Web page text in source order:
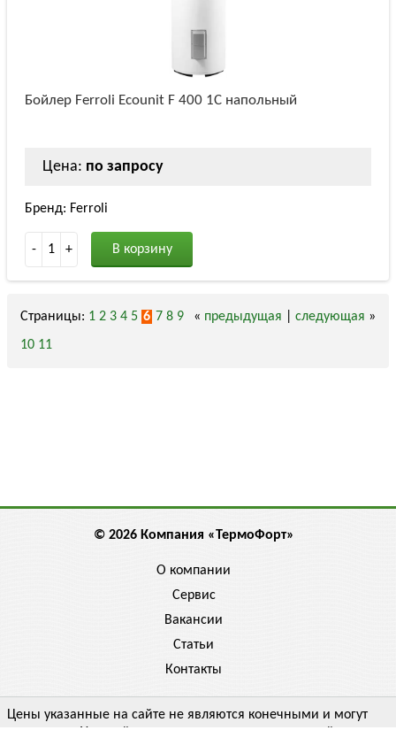
Бойлер Ferroli Ecounit F 400 1C напольный
Цена: по запросу
Бренд: Ferroli
- 1 + В корзину
« предыдущая следующая »
Страницы: 1 2 3 4 5 6 7 8 9
10 11
© 2026 Компания «ТермоФорт»
О компании
Сервис
Вакансии
Статьи
Контакты
Цены указанные на сайте не являются конечными и могут